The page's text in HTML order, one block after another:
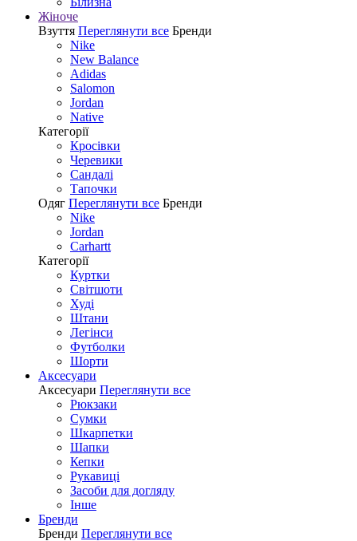
Жіноче
Взуття Переглянути все Бренди
Nike
New Balance
Adidas
Salomon
Jordan
Native
Категорії
Кросівки
Черевики
Сандалі
Tапочки
Одяг Переглянути все Бренди
Nike
Jordan
Carhartt
Категорії
Куртки
Світшоти
Худі
Штани
Легінси
Футболки
Шорти
Аксесуари
Аксесуари Переглянути все
Рюкзаки
Сумки
Шкарпетки
Шапки
Кепки
Рукавиці
Засоби для догляду
Інше
Бренди
Бренди Переглянути все